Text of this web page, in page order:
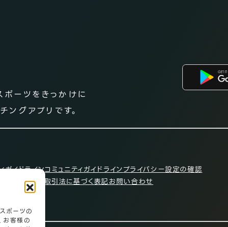
ポーツの
お客様の
ポーツをきっかけに
ングアプリです。
ガイドラインコミュニティガイドラインプライバシー設定の確認
いて 特定商取引法に基づく表記お問い合わせ